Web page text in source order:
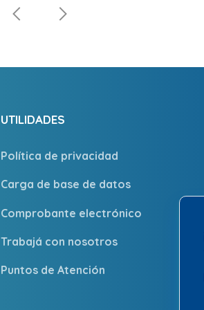
UTILIDADES
Política de privacidad
Carga de base de datos
Comprobante electrónico
Trabajá con nosotros
Puntos de Atención